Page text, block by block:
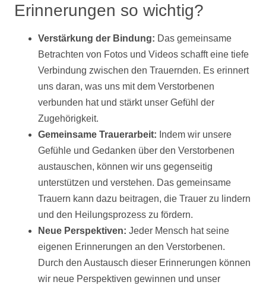
Erinnerungen so wichtig?
Verstärkung der Bindung: Das gemeinsame
Betrachten von Fotos und Videos schafft eine tiefe
Verbindung zwischen den Trauernden. Es erinnert
uns daran, was uns mit dem Verstorbenen
verbunden hat und stärkt unser Gefühl der
Zugehörigkeit.
Gemeinsame Trauerarbeit: Indem wir unsere
Gefühle und Gedanken über den Verstorbenen
austauschen, können wir uns gegenseitig
unterstützen und verstehen. Das gemeinsame
Trauern kann dazu beitragen, die Trauer zu lindern
und den Heilungsprozess zu fördern.
Neue Perspektiven: Jeder Mensch hat seine
eigenen Erinnerungen an den Verstorbenen.
Durch den Austausch dieser Erinnerungen können
wir neue Perspektiven gewinnen und unser